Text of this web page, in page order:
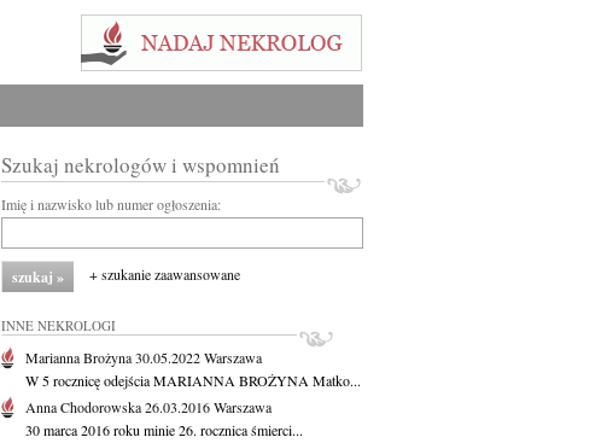
Szukaj nekrologów i wspomnień
Imię i nazwisko lub numer ogłoszenia:
+ szukanie zaawansowane
INNE NEKROLOGI
Marianna Brożyna30.05.2022Warszawa
W 5 rocznicę odejścia MARIANNA BROŻYNA Matko...
Anna Chodorowska26.03.2016Warszawa
30 marca 2016 roku minie 26. rocznica śmierci...